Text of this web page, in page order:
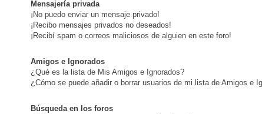
Mensajería privada
¡No puedo enviar un mensaje privado!
¡Recibo mensajes privados no deseados!
¡Recibí spam o correos maliciosos de alguien en este foro!
Amigos e Ignorados
¿Qué es la lista de Mis Amigos e Ignorados?
¿Cómo se puede añadir o borrar usuarios de mi lista de Amigos e
Búsqueda en los foros